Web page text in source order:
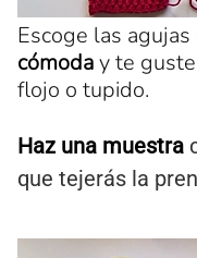
Escoge las
cómoday te
flojo o tupido.
Haz una muestra
que tejerás la